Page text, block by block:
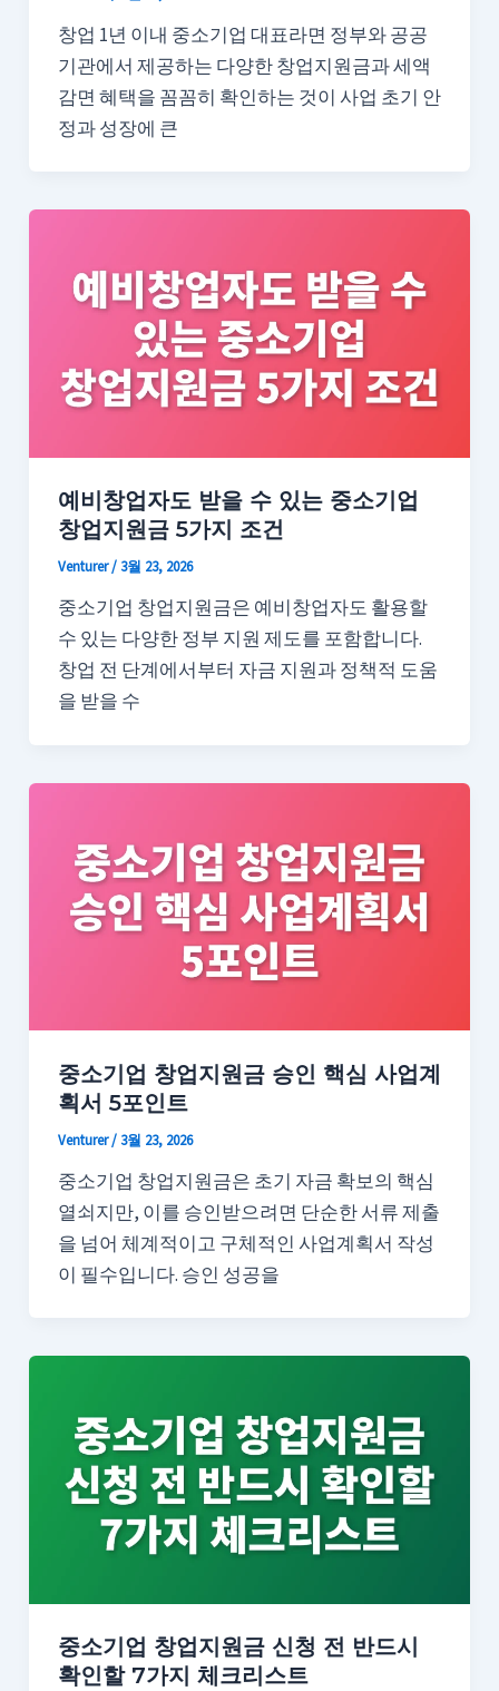
창업 1년 이내 중소기업 대표라면 정부와 공공
기관에서 제공하는 다양한 창업지원금과 세액
감면 혜택을 꼼꼼히 확인하는 것이 사업 초기 안
정과 성장에 큰
예비창업자도 받을 수 있는 중소기업
창업지원금 5가지 조건
Venturer/ 3월 23, 2026
중소기업 창업지원금은 예비창업자도 활용할
수 있는 다양한 정부 지원 제도를 포함합니다.
창업 전 단계에서부터 자금 지원과 정책적 도움
을 받을 수
중소기업 창업지원금 승인 핵심 사업계
획서 5포인트
Venturer/ 3월 23, 2026
중소기업 창업지원금은 초기 자금 확보의 핵심
열쇠지만, 이를 승인받으려면 단순한 서류 제출
을 넘어 체계적이고 구체적인 사업계획서 작성
이 필수입니다. 승인 성공을
중소기업 창업지원금 신청 전 반드시
확인할 7가지 체크리스트